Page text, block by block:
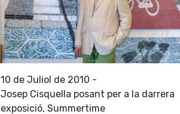
10 de Juliol de 2010 -
Josep Cisquella posant per a la darrera
exposició, Summertime